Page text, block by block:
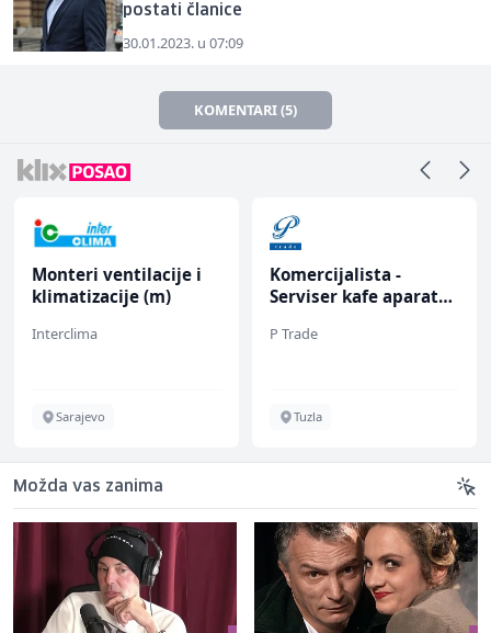
postati članice
30.01.2023. u 07:09
KOMENTARI (5)
Monteri ventilacije i
klimatizacije (m)
Interclima
Sarajevo
Komercijalista -
Serviser kafe aparata
P Trade
Tuzla
Možda vas zanima